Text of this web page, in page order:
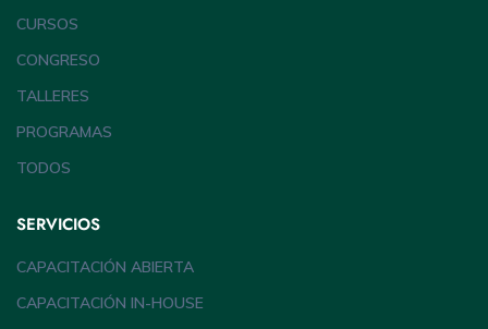
CURSOS
CONGRESO
TALLERES
PROGRAMAS
TODOS
SERVICIOS
CAPACITACIÓN ABIERTA
CAPACITACIÓN IN-HOUSE